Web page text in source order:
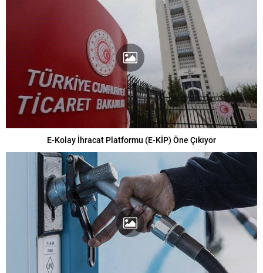
E-Kolay İhracat Platformu (E-KİP) Öne Çıkıyor